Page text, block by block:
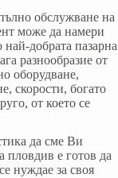
обслужване на
може да намери
добрата пазарна
разнообразие от
оборудване,
скорости, богато
от което се
да сме Ви
пловдив е готов да
нуждае за своя